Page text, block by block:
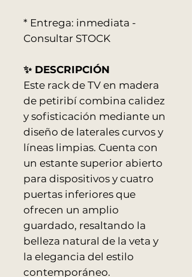
* Entrega: inmediata -
Consultar STOCK
✨ DESCRIPCIÓN
Este rack de TV en madera
de petiribí combina calidez
y sofisticación mediante un
diseño de laterales curvos y
líneas limpias. Cuenta con
un estante superior abierto
para dispositivos y cuatro
puertas inferiores que
ofrecen un amplio
guardado, resaltando la
belleza natural de la veta y
la elegancia del estilo
contemporáneo.